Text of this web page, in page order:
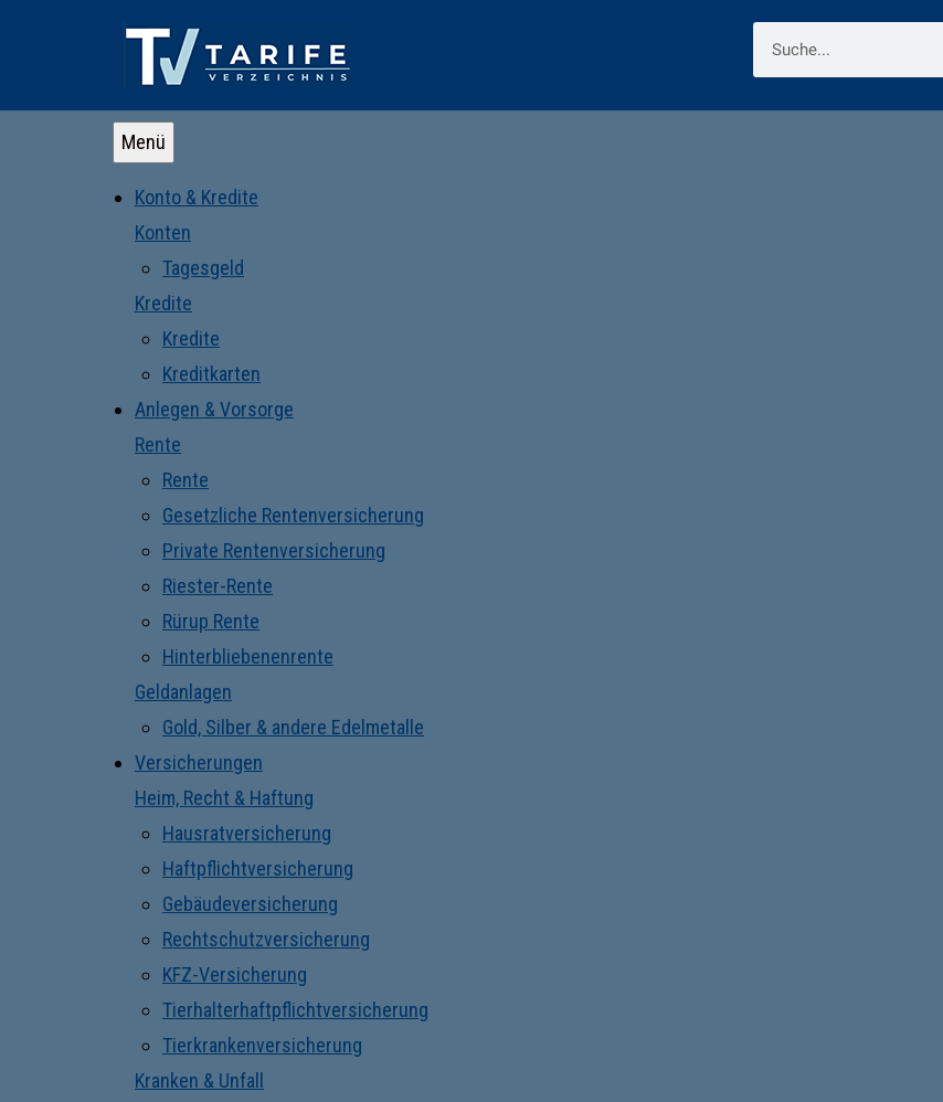
Menü
Konto & Kredite
Konten
Tagesgeld
Kredite
Kredite
Kreditkarten
Anlegen & Vorsorge
Rente
Rente
Gesetzliche Rentenversicherung
Private Rentenversicherung
Riester-Rente
Rürup Rente
Hinterbliebenenrente
Geldanlagen
Gold, Silber & andere Edelmetalle
Versicherungen
Heim, Recht & Haftung
Hausratversicherung
Haftpflichtversicherung
Gebäudeversicherung
Rechtschutzversicherung
KFZ-Versicherung
Tierhalterhaftpflichtversicherung
Tierkrankenversicherung
Kranken & Unfall